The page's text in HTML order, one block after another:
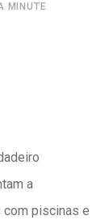
MINUTE
a
piscinas e